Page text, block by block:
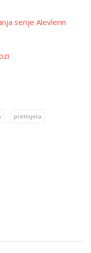
serije Alevlerin
premijera